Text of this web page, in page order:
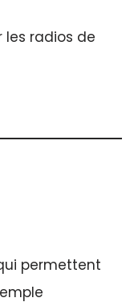
les radios de
permettent